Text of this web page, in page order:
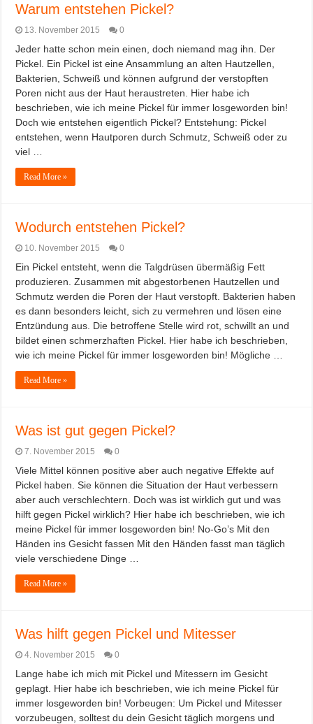
Warum entstehen Pickel?
13. November 2015 0
Jeder hatte schon mein einen, doch niemand mag ihn. Der
Pickel. Ein Pickel ist eine Ansammlung an alten Hautzellen,
Bakterien, Schweiß und können aufgrund der verstopften
Poren nicht aus der Haut heraustreten. Hier habe ich
beschrieben, wie ich meine Pickel für immer losgeworden bin!
Doch wie entstehen eigentlich Pickel? Entstehung: Pickel
entstehen, wenn Hautporen durch Schmutz, Schweiß oder zu
viel …
Read More »
Wodurch entstehen Pickel?
10. November 2015 0
Ein Pickel entsteht, wenn die Talgdrüsen übermäßig Fett
produzieren. Zusammen mit abgestorbenen Hautzellen und
Schmutz werden die Poren der Haut verstopft. Bakterien haben
es dann besonders leicht, sich zu vermehren und lösen eine
Entzündung aus. Die betroffene Stelle wird rot, schwillt an und
bildet einen schmerzhaften Pickel. Hier habe ich beschrieben,
wie ich meine Pickel für immer losgeworden bin! Mögliche …
Read More »
Was ist gut gegen Pickel?
7. November 2015 0
Viele Mittel können positive aber auch negative Effekte auf
Pickel haben. Sie können die Situation der Haut verbessern
aber auch verschlechtern. Doch was ist wirklich gut und was
hilft gegen Pickel wirklich? Hier habe ich beschrieben, wie ich
meine Pickel für immer losgeworden bin! No-Go’s Mit den
Händen ins Gesicht fassen Mit den Händen fasst man täglich
viele verschiedene Dinge …
Read More »
Was hilft gegen Pickel und Mitesser
4. November 2015 0
Lange habe ich mich mit Pickel und Mitessern im Gesicht
geplagt. Hier habe ich beschrieben, wie ich meine Pickel für
immer losgeworden bin! Vorbeugen: Um Pickel und Mitesser
vorzubeugen, solltest du dein Gesicht täglich morgens und